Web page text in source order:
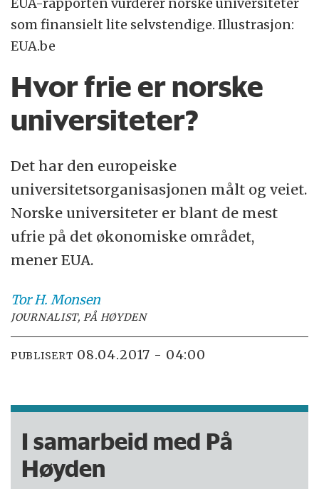
EUA-rapporten vurderer norske universiteter
som finansielt lite selvstendige. Illustrasjon:
EUA.be
Hvor frie er norske
universiteter?
Det har den europeiske
universitetsorganisasjonen målt og veiet.
Norske universiteter er blant de mest
ufrie på det økonomiske området,
mener EUA.
Tor H. Monsen
JOURNALIST, PÅ HØYDEN
PUBLISERT 08.04.2017 - 04:00
I samarbeid med På
Høyden